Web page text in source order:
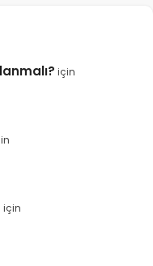
için
için